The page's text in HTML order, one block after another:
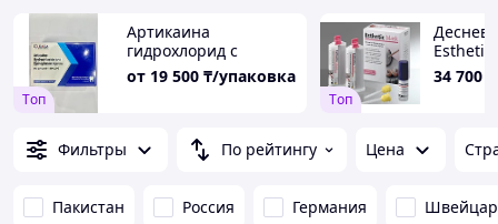
Tоп
Артикаина
гидрохлорид с
эпинефрином р-р для
иньекции 4%
от 19 500 ₸/упаковка
Tоп
Esthetic
34 700
Фильтры По рейтингу Цена
Пакистан Россия Германия